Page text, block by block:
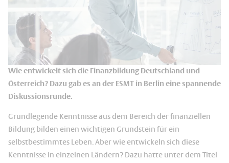
Wie entwickelt sich die Finanzbildung Deutschland und
Österreich? Dazu gab es an der ESMT in Berlin eine spannende
Diskussionsrunde.
Grundlegende Kenntnisse aus dem Bereich der finanziellen
Bildung bilden einen wichtigen Grundstein für ein
selbstbestimmtes Leben. Aber wie entwickeln sich diese
Kenntnisse in einzelnen Ländern? Dazu hatte unter dem Titel